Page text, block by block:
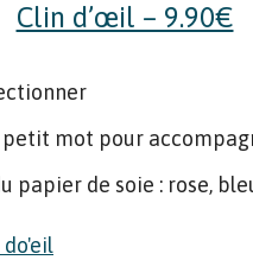
Clin d’œil – 9.90€
mot pour
papier de soie : rose,